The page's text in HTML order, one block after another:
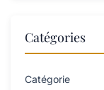
Catégories
Catégorie